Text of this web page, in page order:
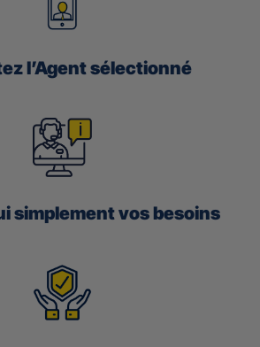
l’Agent sélectionné
simplement vos besoins